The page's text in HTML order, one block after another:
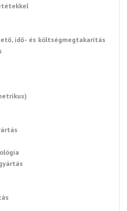
idő- és költségmegtakarítás